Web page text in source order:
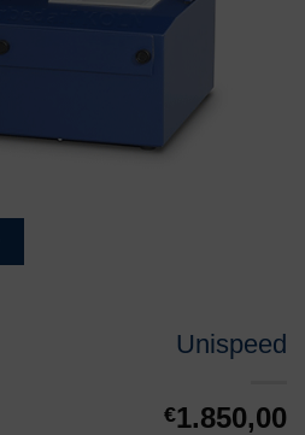
Unispeed
€1.850,00